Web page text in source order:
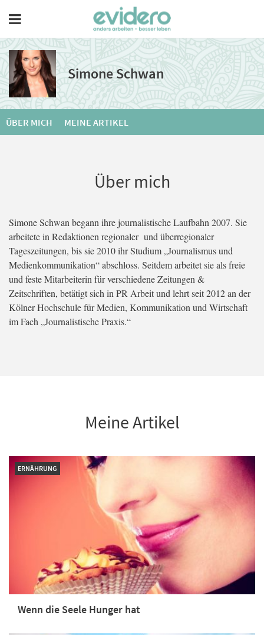
Simone Schwan
ÜBER MICH MEINE ARTIKEL
Über mich
Simone Schwan begann ihre journalistische Laufbahn 2007. Sie
arbeitete in Redaktionen regionaler und überregionaler
Tageszeitungen, bis sie 2010 ihr Studium „Journalismus und
Medienkommunikation“ abschloss. Seitdem arbeitet sie als freie
und feste Mitarbeiterin für verschiedene Zeitungen &
Zeitschriften, betätigt sich in PR Arbeit und lehrt seit 2012 an der
Kölner Hochschule für Medien, Kommunikation und Wirtschaft
im Fach „Journalistische Praxis.“
Meine Artikel
ERNÄHRUNG
Wenn die Seele Hunger hat